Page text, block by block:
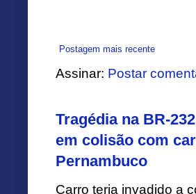
Postagem mais recente
Assinar: Postar
Tragédia na BR-
em colisão com
Pernambuco
Carro teria invadido a